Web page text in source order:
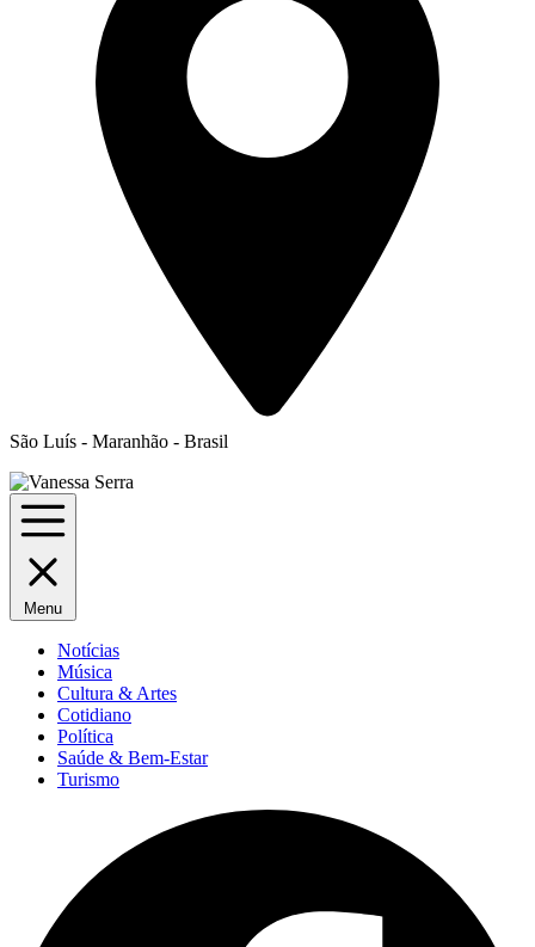
São Luís - Maranhão - Brasil
Menu
Notícias
Música
Cultura & Artes
Cotidiano
Política
Saúde & Bem-Estar
Turismo